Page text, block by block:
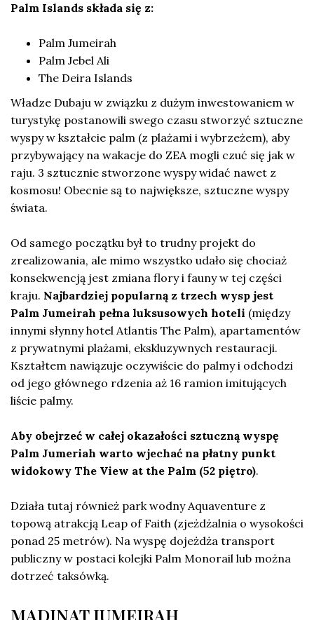
Palm Islands składa się z:
Palm Jumeirah
Palm Jebel Ali
The Deira Islands
Władze Dubaju w związku z dużym inwestowaniem w
turystykę postanowili swego czasu stworzyć sztuczne
wyspy w kształcie palm (z plażami i wybrzeżem), aby
przybywający na wakacje do ZEA mogli czuć się jak w
raju. 3 sztucznie stworzone wyspy widać nawet z
kosmosu! Obecnie są to największe, sztuczne wyspy
świata.
Od samego początku był to trudny projekt do
zrealizowania, ale mimo wszystko udało się chociaż
konsekwencją jest zmiana flory i fauny w tej części
kraju. Najbardziej popularną z trzech wysp jest
Palm Jumeirah pełna luksusowych hoteli (między
innymi słynny hotel Atlantis The Palm), apartamentów
z prywatnymi plażami, ekskluzywnych restauracji.
Kształtem nawiązuje oczywiście do palmy i odchodzi
od jego głównego rdzenia aż 16 ramion imitujących
liście palmy.
Aby obejrzeć w całej okazałości sztuczną wyspę
Palm Jumeriah warto wjechać na płatny punkt
widokowy The View at the Palm (52 piętro).
Działa tutaj również park wodny Aquaventure z
topową atrakcją Leap of Faith (zjeżdżalnia o wysokości
ponad 25 metrów). Na wyspę dojeżdża transport
publiczny w postaci kolejki Palm Monorail lub można
dotrzeć taksówką.
MADINAT JUMEIRAH